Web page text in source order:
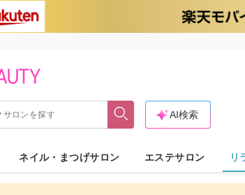
AI検索
ネイル・まつげサロン エステサロン リ